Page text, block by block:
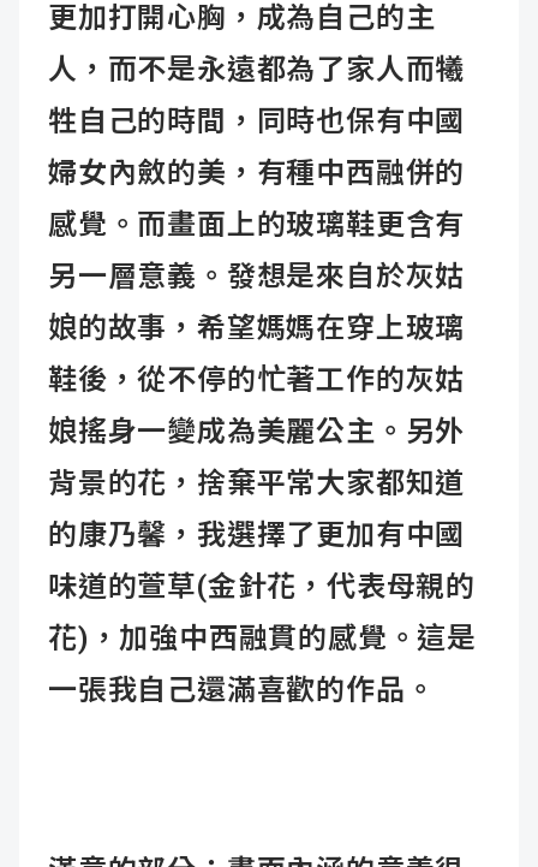
更加打開心胸，成為自己的主
人，而不是永遠都為了家人而犧
牲自己的時間，同時也保有中國
婦女內斂的美，有種中西融併的
感覺。而畫面上的玻璃鞋更含有
另一層意義。發想是來自於灰姑
娘的故事，希望媽媽在穿上玻璃
鞋後，從不停的忙著工作的灰姑
娘搖身一變成為美麗公主。另外
背景的花，捨棄平常大家都知道
的康乃馨，我選擇了更加有中國
味道的萱草(金針花，代表母親的
花)，加強中西融貫的感覺。這是
一張我自己還滿喜歡的作品。